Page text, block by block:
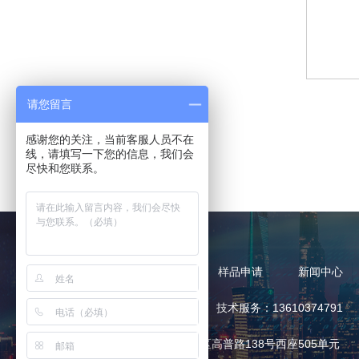
产品中心 样品申请 新闻中心
热线电话：13168375752 技术服务：13610374791
地址：广东省广州市天河区高普路138号西座505单元
请您留言
感谢您的关注，当前客服人员不在
线，请填写一下您的信息，我们会
尽快和您联系。